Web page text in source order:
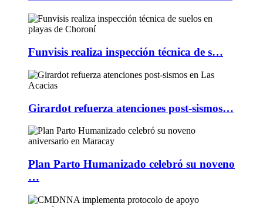
Funvisis realiza inspección técnica de s…
Girardot refuerza atenciones post-sismos…
Plan Parto Humanizado celebró su noveno
…